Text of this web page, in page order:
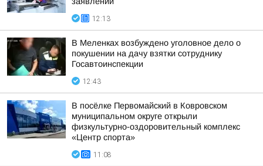
12:13
В Меленках возбуждено уголовное дело о
покушении на дачу взятки сотруднику
Госавтоинспекции
12:43
В посёлке Первомайский в Ковровском
муниципальном округе открыли
физкультурно-оздоровительный комплекс
«Центр спорта»
11:08